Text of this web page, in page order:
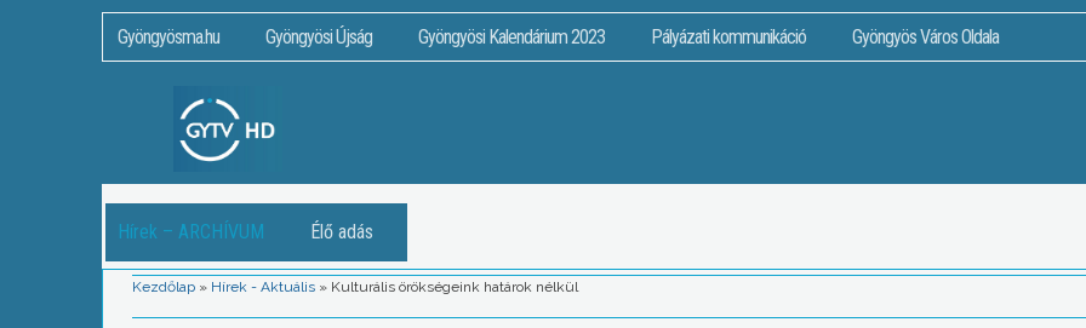
Gyöngyösma.hu Gyöngyösi Újság Gyöngyösi Kalendárium 2023 Pályázati kommunikáció Gyöngyös Város Oldala
Hírek – ARCHÍVUM Élő adás
Kezdőlap » Hírek - Aktuális » Kulturális örökségeink határok nélkül